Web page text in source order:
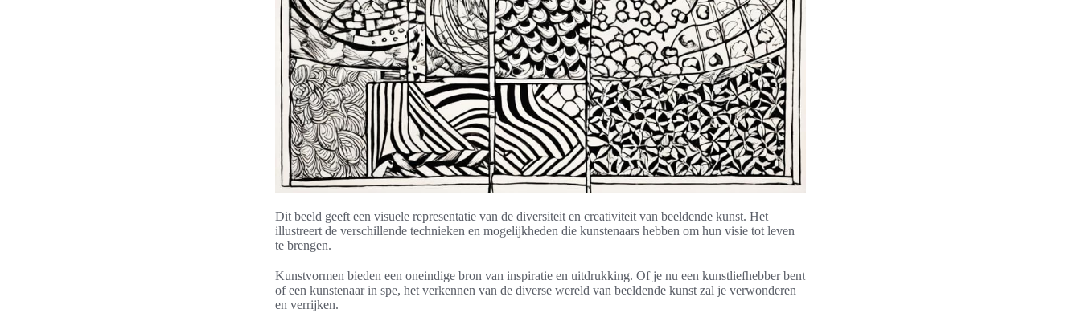
Dit beeld geeft een visuele representatie van de diversiteit en creativiteit van beeldende kunst. Het
illustreert de verschillende technieken en mogelijkheden die kunstenaars hebben om hun visie tot leven
te brengen.
Kunstvormen bieden een oneindige bron van inspiratie en uitdrukking. Of je nu een kunstliefhebber bent
of een kunstenaar in spe, het verkennen van de diverse wereld van beeldende kunst zal je verwonderen
en verrijken.